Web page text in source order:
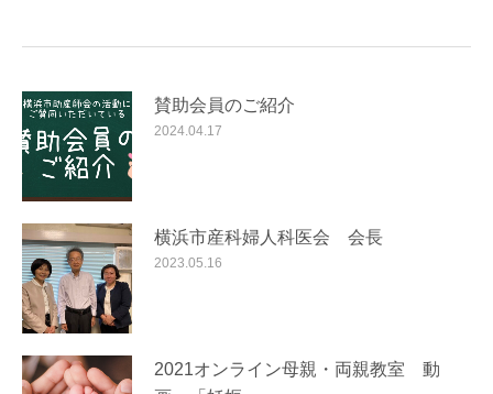
賛助会員のご紹介
2024.04.17
横浜市産科婦人科医会 会長
2023.05.16
2021オンライン母親・両親教室 動